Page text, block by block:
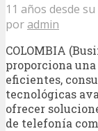
11 años desde
poradmin
COLOMBIA
proporciona
eficientes,
tecnológicas
ofrecer
de telefonía